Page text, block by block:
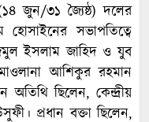
জুন/৩১ জ্যৈষ্ঠ) দলের
সভাপতিত্বে
ইসলাম জাহিদ ও যুব
আশিকুর রহমান
ছিলেন, কেন্দ্রীয়
প্রধান বক্তা ছিলেন,